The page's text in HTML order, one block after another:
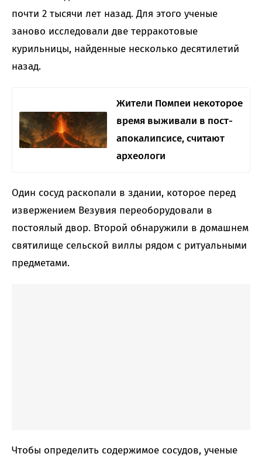
почти 2 тысячи лет назад. Для этого ученые
заново исследовали две терракотовые
курильницы, найденные несколько десятилетий
назад.
Жители Помпеи некоторое
время выживали в пост-
апокалипсисе, считают
археологи
Один сосуд раскопали в здании, которое перед
извержением Везувия переоборудовали в
постоялый двор. Второй обнаружили в домашнем
святилище сельской виллы рядом с ритуальными
предметами.
Чтобы определить содержимое сосудов, ученые